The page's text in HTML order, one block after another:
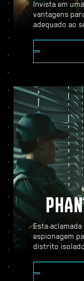
Invista em
vantagens
adequado ao
se tornar o
Entre em
furtivamente
Esta
espionagem
distrito
pulsante cheia